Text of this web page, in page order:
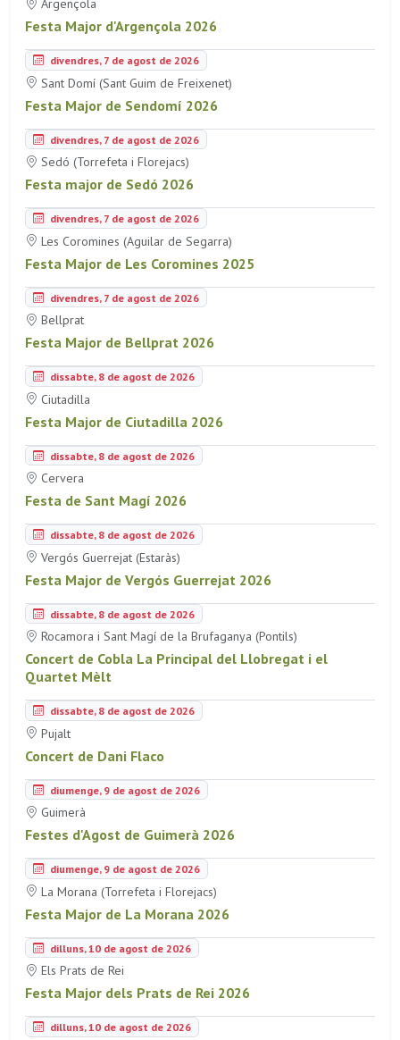
Argençola
Festa Major d'Argençola 2026
divendres, 7 de agost de 2026
Sant Domí (Sant Guim de Freixenet)
Festa Major de Sendomí 2026
divendres, 7 de agost de 2026
Sedó (Torrefeta i Florejacs)
Festa major de Sedó 2026
divendres, 7 de agost de 2026
Les Coromines (Aguilar de Segarra)
Festa Major de Les Coromines 2025
divendres, 7 de agost de 2026
Bellprat
Festa Major de Bellprat 2026
dissabte, 8 de agost de 2026
Ciutadilla
Festa Major de Ciutadilla 2026
dissabte, 8 de agost de 2026
Cervera
Festa de Sant Magí 2026
dissabte, 8 de agost de 2026
Vergós Guerrejat (Estaràs)
Festa Major de Vergós Guerrejat 2026
dissabte, 8 de agost de 2026
Rocamora i Sant Magí de la Brufaganya (Pontils)
Concert de Cobla La Principal del Llobregat i el
Quartet Mèlt
dissabte, 8 de agost de 2026
Pujalt
Concert de Dani Flaco
diumenge, 9 de agost de 2026
Guimerà
Festes d'Agost de Guimerà 2026
diumenge, 9 de agost de 2026
La Morana (Torrefeta i Florejacs)
Festa Major de La Morana 2026
dilluns, 10 de agost de 2026
Els Prats de Rei
Festa Major dels Prats de Rei 2026
dilluns, 10 de agost de 2026